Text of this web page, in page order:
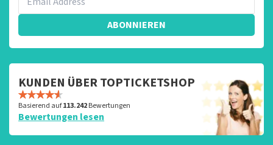
ABONNIEREN
KUNDEN ÜBER TOPTICKETSHOP
Basierend auf113.242Bewertungen
Bewertungen lesen